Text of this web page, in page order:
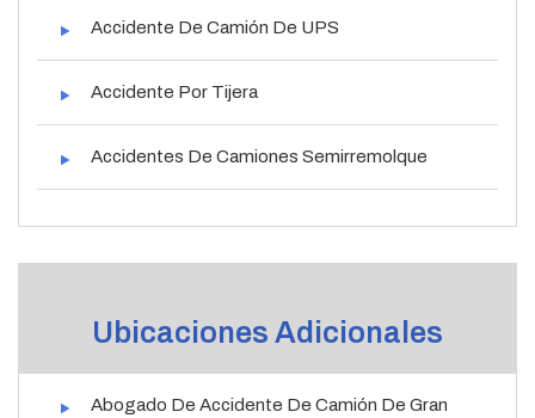
Accidente De Camión De UPS
Accidente Por Tijera
Accidentes De Camiones Semirremolque
Ubicaciones Adicionales
Abogado De Accidente De Camión De Gran